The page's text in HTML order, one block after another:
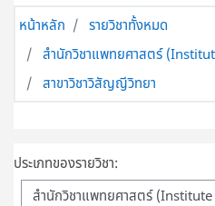
หน้าหลัก
รายวิชาทั้งหมด
สำนักวิชาแพทยศาสตร์
สาขาวิชาวิสัญญีวิทยา
ประเภทของรายวิชา: